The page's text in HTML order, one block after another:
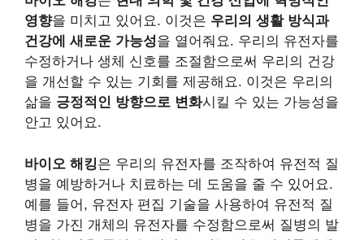
영향을 미치고 있어요. 이것은 우리의 생활 방식과
건강에 새로운 가능성을 열어줘요. 우리의 유전자를
수정하거나 생체 신호를 조절함으로써 우리의 건강
을 개선할 수 있는 기회를 제공해요. 이것은 우리의
삶을 긍정적인 방향으로 변화시킬 수 있는 가능성을
안고 있어요.
바이오 해킹은 우리의 유전자를 조작하여 유전적 질
병을 예방하거나 치료하는 데 도움을 줄 수 있어요.
예를 들어, 유전자 편집 기술을 사용하여 유전적 질
병을 가진 개체의 유전자를 수정함으로써 질병의 발